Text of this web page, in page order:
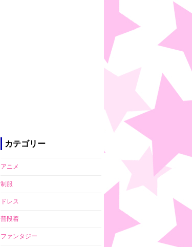
カテゴリー
アニメ
制服
ドレス
普段着
ファンタジー